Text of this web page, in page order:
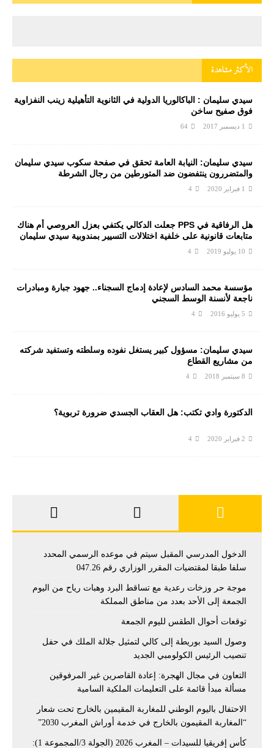
الأكثر مشاهدة
سيدي سليمان : الباكالوريا الدولية في الثانوية التأهيلية زينب النفزاوية
فوق صفيح ساخن
1 ديسمبر 2017 64
سيدي سليمان: النيابة العامة تحقق في صفحة سكوب سيدي سليمان
والمتضررون ينتفضون ضد المتورطين من رجال الشرطة
1 فبراير 2020 4
هل الرفاقية في PPS جعلت الدكالي يكتفي بعزل العروصي أم هناك
متابعات قانونية على خلفية اختلالات التسيير بمندوبية سيدي سليمان
10 يوليو 2019 4
مؤسسة محمد السادس لإعادة إدماج السجناء.. جهود جبارة ومبادرات
ناجعة لأنسنة الوسط السجني
5 يوليو 2016 4
سيدي سليمان: مسؤول كبير يستغل نفوده وسلطته وتستفيد شركته
من مشاريع القطاع
8 سبتمبر 2018 4
الدكتورة وادي تكتب: هل العقاب الجسدي ضرورة تربوية؟
2 فبراير 2020 4
الدخول المدرسي المقبل سیتم في موعده الرسمي المحدد
سلفا طبقا لمقتضیات المقرر الوزاري رقم 047.26
موجة حر وزخات رعدية مع تساقط البرد وهبات رياح من اليوم
الجمعة إلى الأحد بعدد من مناطق المملكة
توقعات أحوال الطقس لليوم الجمعة
وصول السيد بوريطة إلى كالي لتمثيل جلالة الملك في حفل
تنصيب الرئيس الكولومبي الجديد
التعاون في مجال الهجرة: إعادة القاصرين غير المرفوقين
مسألة مبدأ قائمة على التعليمات الملكية السامية
الاحتفال باليوم الوطني للمغاربة المقيمين بالخارج تحت شعار
“المغاربة المقيمون بالخارج في خدمة أوراش المغرب 2030”
كأس إفريقيا للسيدات – المغرب 2026 (الجولة 3/المجموعة 1):